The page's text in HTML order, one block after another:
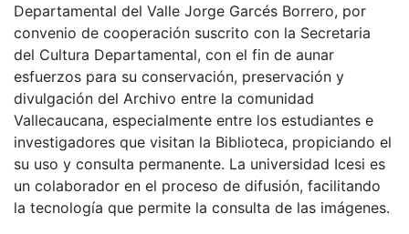
Departamental del Valle Jorge Garcés Borrero, por
convenio de cooperación suscrito con la Secretaria
del Cultura Departamental, con el fin de aunar
esfuerzos para su conservación, preservación y
divulgación del Archivo entre la comunidad
Vallecaucana, especialmente entre los estudiantes e
investigadores que visitan la Biblioteca, propiciando el
su uso y consulta permanente. La universidad Icesi es
un colaborador en el proceso de difusión, facilitando
la tecnología que permite la consulta de las imágenes.